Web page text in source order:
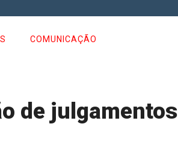
COMUNICAÇÃO
de julgamentos